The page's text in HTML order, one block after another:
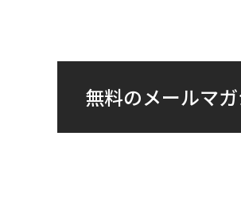
無料のメールマ